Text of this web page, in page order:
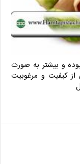
و بیشتر به صورت
کیفیت و مرغوبیت